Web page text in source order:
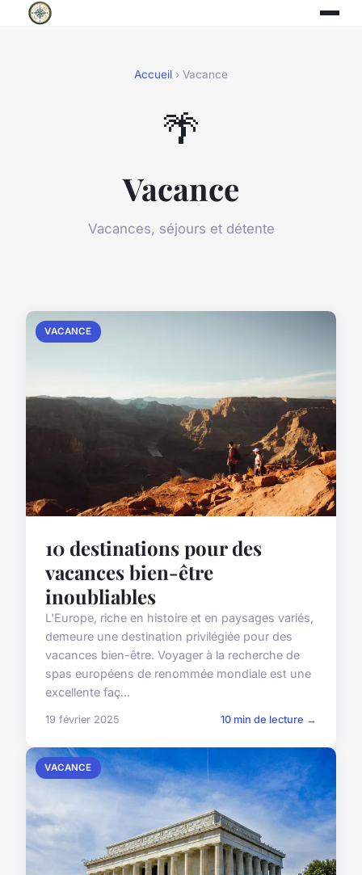
Accueil › Vacance
🌴
Vacance
Vacances, séjours et détente
VACANCE
10 destinations pour des
vacances bien-être
inoubliables
L'Europe, riche en histoire et en paysages variés,
demeure une destination privilégiée pour des
vacances bien-être. Voyager à la recherche de
spas européens de renommée mondiale est une
excellente faç...
19 février 2025 10 min de lecture →
VACANCE